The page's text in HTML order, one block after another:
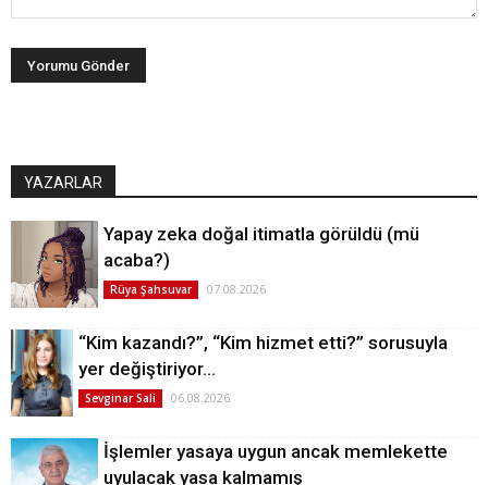
YAZARLAR
Yapay zeka doğal itimatla görüldü (mü
acaba?)
Rüya Şahsuvar 07.08.2026
“Kim kazandı?”, “Kim hizmet etti?” sorusuyla
yer değiştiriyor…
Sevginar Sali 06.08.2026
İşlemler yasaya uygun ancak memlekette
uyulacak yasa kalmamış